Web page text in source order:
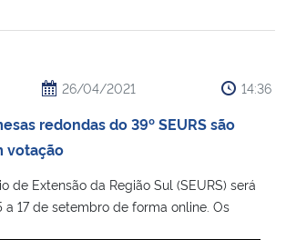
26/04/2021 14:36
redondas do 39º SEURS são
votação
de Extensão da Região Sul (SEURS) será
a 17 de setembro de forma online. Os